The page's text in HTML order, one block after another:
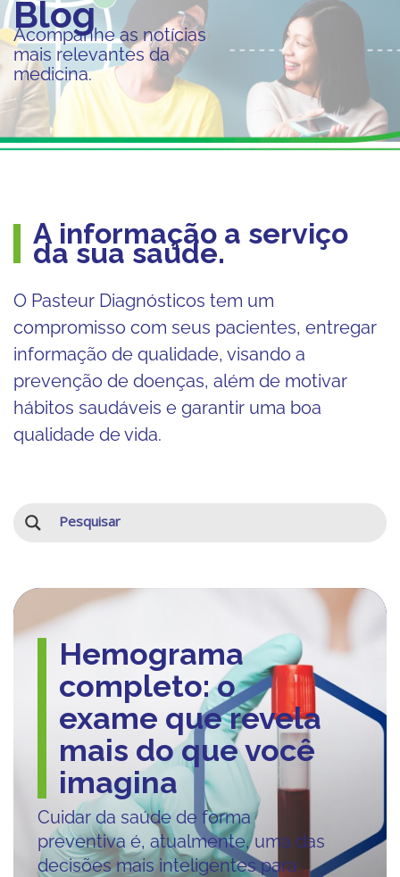
Blog
Acompanhe as notícias
mais relevantes da
medicina.
A informação a serviço
da sua saúde.
O Pasteur Diagnósticos tem um
compromisso com seus pacientes, entregar
informação de qualidade, visando a
prevenção de doenças, além de motivar
hábitos saudáveis e garantir uma boa
qualidade de vida.
Hemograma
completo: o
exame que revela
mais do que você
imagina
Cuidar da saúde de forma
preventiva é, atualmente, uma das
decisões mais inteligentes para